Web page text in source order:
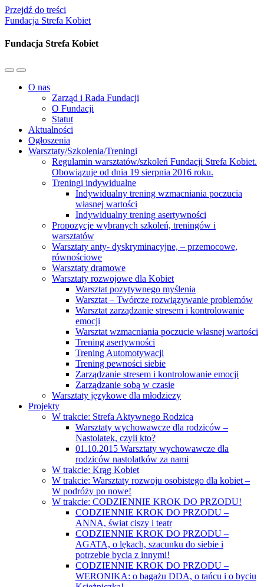
Przejdź do treści
Fundacja Strefa Kobiet
Fundacja Strefa Kobiet
Przełącz
mobilne
Przełącz
pole
wyszukiwania
O nas
Zarząd i Rada Fundacji
O Fundacji
Statut
Aktualności
Ogłoszenia
Warsztaty/Szkolenia/Treningi
Regulamin warsztatów/szkoleń Fundacji Strefa Kobiet.
Obowiązuje od dnia 19 sierpnia 2016 roku.
Treningi indywidualne
Indywidualny trening wzmacniania poczucia
własnej wartości
Indywidualny trening asertywności
Propozycje wybranych szkoleń, treningów i
warsztatów
Warsztaty anty- dyskryminacyjne, – przemocowe,
równościowe
Warsztaty dramowe
Warsztaty rozwojowe dla Kobiet
Warsztat pozytywnego myślenia
Warsztat – Twórcze rozwiązywanie problemów
Warsztat zarządzanie stresem i kontrolowanie
emocji
Warsztat wzmacniania poczucie własnej wartości
Trening asertywności
Trening Automotywacji
Trening pewności siebie
Zarządzanie stresem i kontrolowanie emocji
Zarządzanie sobą w czasie
Warsztaty językowe dla młodziezy
Projekty
W trakcie: Strefa Aktywnego Rodzica
Warsztaty wychowawcze dla rodziców –
Nastolatek, czyli kto?
01.10.2015 Warsztaty wychowawcze dla
rodziców nastolatków za nami
W trakcie: Krąg Kobiet
W trakcie: Warsztaty rozwoju osobistego dla kobiet –
W podróży po nowe!
W trakcie: CODZIENNIE KROK DO PRZODU!
CODZIENNIE KROK DO PRZODU –
ANNA, świat ciszy i teatr
CODZIENNIE KROK DO PRZODU –
AGATA, o lękach, szacunku do siebie i
potrzebie bycia z innymi!
CODZIENNIE KROK DO PRZODU –
WERONIKA: o bagażu DDA, o tańcu i o byciu